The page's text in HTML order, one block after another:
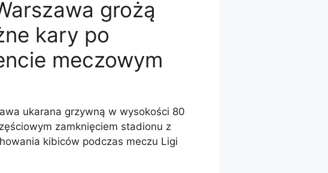
grożą
kary po
meczowym
ukarana grzywną w wysokości 80
zamknięciem stadionu z
kibiców podczas meczu Ligi